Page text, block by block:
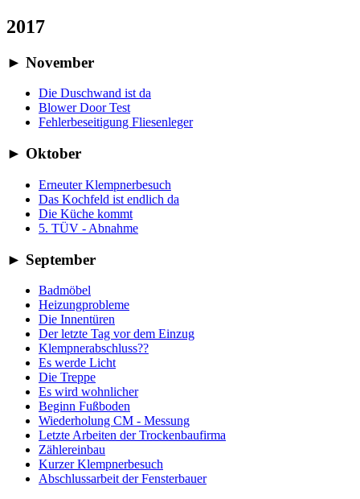
2017
► November
Die Duschwand ist da
Blower Door Test
Fehlerbeseitigung Fliesenleger
► Oktober
Erneuter Klempnerbesuch
Das Kochfeld ist endlich da
Die Küche kommt
5. TÜV - Abnahme
► September
Badmöbel
Heizungprobleme
Die Innentüren
Der letzte Tag vor dem Einzug
Klempnerabschluss??
Es werde Licht
Die Treppe
Es wird wohnlicher
Beginn Fußboden
Wiederholung CM - Messung
Letzte Arbeiten der Trockenbaufirma
Zählereinbau
Kurzer Klempnerbesuch
Abschlussarbeit der Fensterbauer